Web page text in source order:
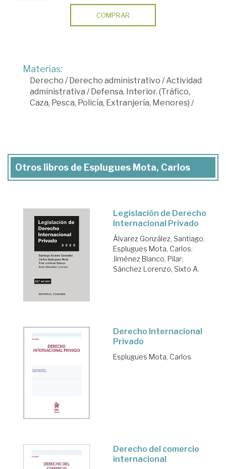
COMPRAR
Materias:
Derecho /Derecho administrativo /Actividad
administrativa /Defensa. Interior. (Tráfico,
Caza, Pesca, Policía, Extranjería, Menores) /
Otros libros de Esplugues Mota, Carlos
Legislación de Derecho
Internacional Privado
Álvarez González, Santiago;
Esplugues Mota, Carlos;
Jiménez Blanco, Pilar;
Sánchez Lorenzo, Sixto A.
Derecho Internacional
Privado
Esplugues Mota, Carlos
Derecho del comercio
internacional